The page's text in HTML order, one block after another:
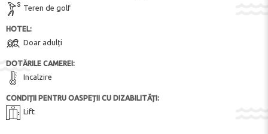
Teren de golf
HOTEL:
Doar adulți
DOTĂRILE CAMEREI:
Incalzire
CONDIȚII PENTRU OASPEȚII CU DIZABILITĂȚI:
Lift